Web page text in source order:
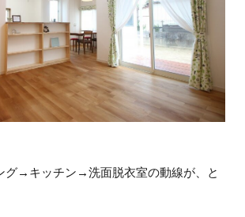
グ→キッチン→洗面脱衣室の動線が、と